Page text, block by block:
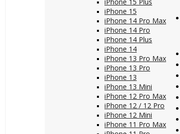
iPhone 15
iPhone 14 Pro Max
iPhone 14 Pro
iPhone 14 Plus
iPhone 14
iPhone 13 Pro Max
iPhone 13 Pro
iPhone 13
iPhone 13 Mini
iPhone 12 Pro Max
iPhone 12 / 12 Pro
iPhone 12 Mini
iPhone 11 Pro Max